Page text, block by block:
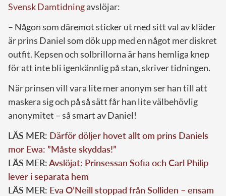
Svensk Damtidningavslöjar:
– Någon som däremot sticker ut med sitt val av kläder
är prins Daniel som dök upp med en något mer diskret
outfit. Kepsen och solbrillorna är hans hemliga knep
för att inte bli igenkännlig på stan, skriver tidningen.
När prinsen vill vara lite mer anonym ser han till att
maskera sig och på så sätt får han lite välbehövlig
anonymitet – så smart av Daniel!
LÄS MER: Därför döljer hovet allt om prins Daniels
mor Ewa: ”Måste skyddas!”
LÄS MER:Avslöjat: Prinsessan Sofia och Carl Philip
lever i separata hem
LÄS MER: Eva O’Neill stoppad från Solliden – ensam